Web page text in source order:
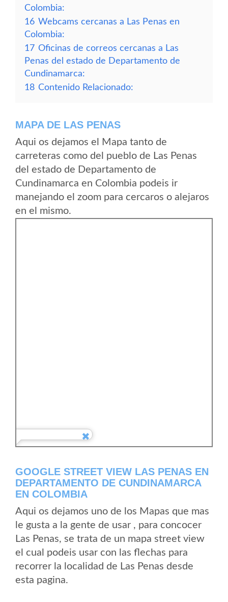
Colombia:
16 Webcams cercanas a Las Penas en
Colombia:
17 Oficinas de correos cercanas a Las
Penas del estado de Departamento de
Cundinamarca:
18 Contenido Relacionado:
MAPA DE LAS PENAS
Aqui os dejamos el Mapa tanto de
carreteras como del pueblo de Las Penas
del estado de Departamento de
Cundinamarca en Colombia podeis ir
manejando el zoom para cercaros o alejaros
en el mismo.
GOOGLE STREET VIEW LAS PENAS EN
DEPARTAMENTO DE CUNDINAMARCA
EN COLOMBIA
Aqui os dejamos uno de los Mapas que mas
le gusta a la gente de usar , para concocer
Las Penas, se trata de un mapa street view
el cual podeis usar con las flechas para
recorrer la localidad de Las Penas desde
esta pagina.